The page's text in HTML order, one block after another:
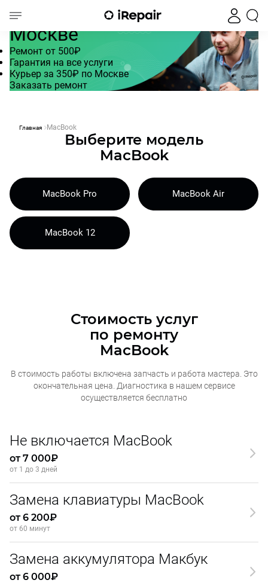
Ремонт MacBook (Pro, Air) в
Москве
Ремонт от 500₽
Гарантия на все услуги
Курьер за 350₽ по Москве
Заказать ремонт
Главная MacBook
Выберите модель
MacBook
MacBook Pro MacBook Air
MacBook 12
Стоимость услуг
по ремонту
MacBook
В стоимость работы включена запчасть и работа мастера. Это
окончательная цена. Диагностика в нашем сервисе
осуществляется бесплатно
Не включается MacBook
от 7 000₽
от 1 до 3 дней
Замена клавиатуры MacBook
от 6 200₽
от 60 минут
Замена аккумулятора Макбук
от 6 000₽